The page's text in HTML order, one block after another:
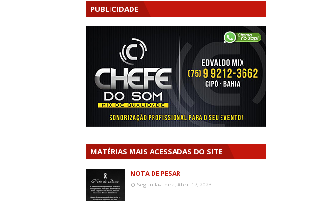
PUBLICIDADE
MATÉRIAS MAIS ACESSADAS DO SITE
NOTA DE PESAR
Segunda-Feira, Abril 17, 2023